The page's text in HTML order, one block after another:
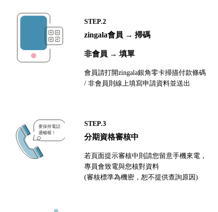
STEP.2
zingala會員 → 掃碼
非會員 → 填單
會員請打開zingala銀角零卡掃描付款條碼
/ 非會員則線上填寫申請資料並送出
STEP.3
分期資格審核中
若頁面提示審核中則請您留意手機來電，
專員會致電與您核對資料
(審核標準為機密，恕不提供查詢原因)